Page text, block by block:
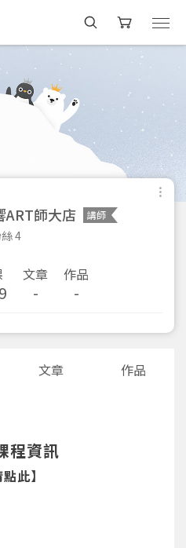
ART師大店 講師
4
文章
-
作品
-
文章 作品
程資訊
點此】